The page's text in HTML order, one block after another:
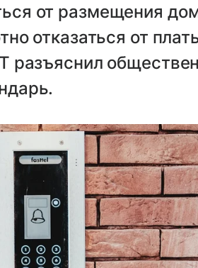
от размещения
отказаться от
разъяснил